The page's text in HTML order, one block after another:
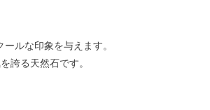
ルな印象を与えます。
誇る天然石です。